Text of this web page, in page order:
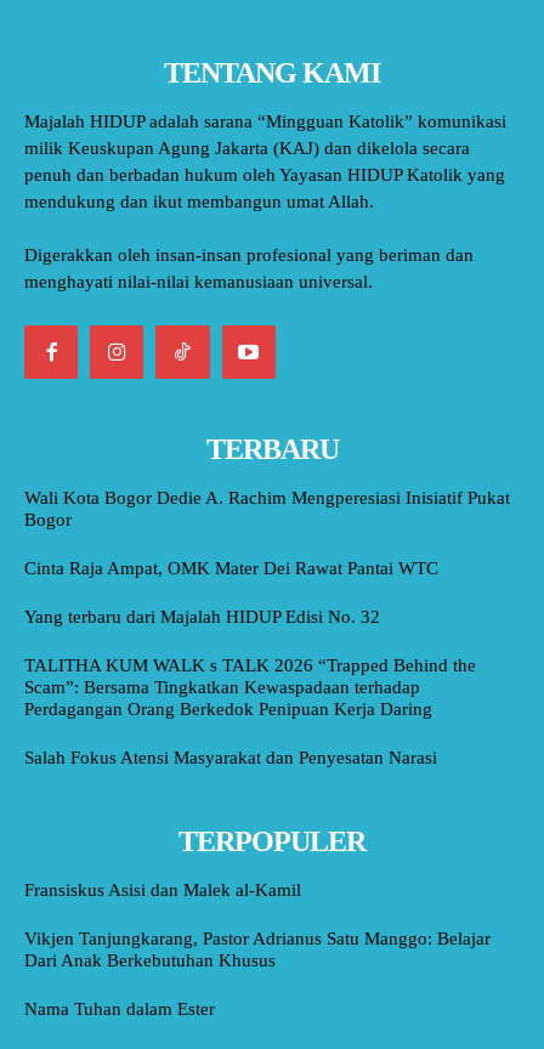
TENTANG KAMI
Majalah HIDUP adalah sarana “Mingguan Katolik” komunikasi
milik Keuskupan Agung Jakarta (KAJ) dan dikelola secara
penuh dan berbadan hukum oleh Yayasan HIDUP Katolik yang
mendukung dan ikut membangun umat Allah.
Digerakkan oleh insan-insan profesional yang beriman dan
menghayati nilai-nilai kemanusiaan universal.
TERBARU
Wali Kota Bogor Dedie A. Rachim Mengperesiasi Inisiatif Pukat
Bogor
Cinta Raja Ampat, OMK Mater Dei Rawat Pantai WTC
Yang terbaru dari Majalah HIDUP Edisi No. 32
TALITHA KUM WALK s TALK 2026 “Trapped Behind the
Scam”: Bersama Tingkatkan Kewaspadaan terhadap
Perdagangan Orang Berkedok Penipuan Kerja Daring
Salah Fokus Atensi Masyarakat dan Penyesatan Narasi
TERPOPULER
Fransiskus Asisi dan Malek al-Kamil
Vikjen Tanjungkarang, Pastor Adrianus Satu Manggo: Belajar
Dari Anak Berkebutuhan Khusus
Nama Tuhan dalam Ester